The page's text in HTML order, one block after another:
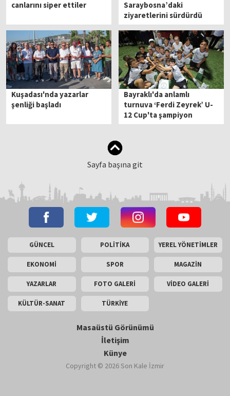
canlarını siper ettiler
Saraybosna’daki
ziyaretlerini sürdürdü
Kuşadası'nda yazarlar
şenliği başladı
Bayraklı'da anlamlı
turnuva ‘Ferdi Zeyrek’ U-
12 Cup'ta şampiyon
çocuklar!
Sayfa başına git
GÜNCEL POLİTİKA YEREL YÖNETİMLER
EKONOMİ SPOR MAGAZİN
YAZARLAR FOTO GALERİ VİDEO GALERİ
KÜLTÜR-SANAT TÜRKİYE
Masaüstü Görünümü
İletişim
Künye
Copyright © 2026 Son Kale İzmir